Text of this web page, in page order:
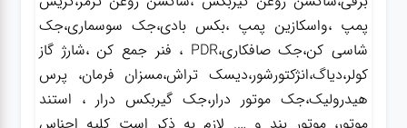
پمپ ،واسکازین پمپ ،بکس بادی،جک سوسماری،جک
شاسی کن،جک صافکاری،PDR ، فنر جمع کن ،شارژ گاز
کولر،دیاگ،انژکتورشور،دیسک تراش،مسزان فرمان، پرس
هیدرولیک،جک موتور درار،جک گیربکس درار ، استند